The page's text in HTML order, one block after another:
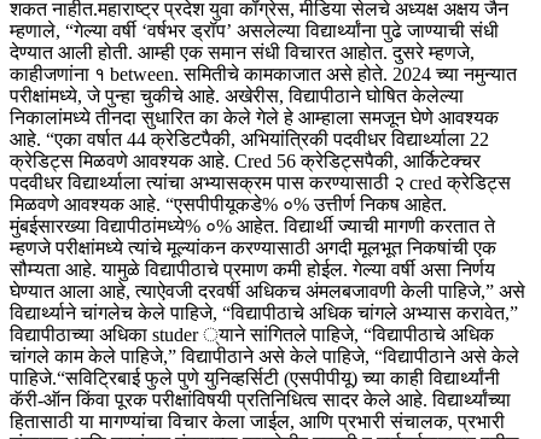
शकत नाहीत.महाराष्ट्र प्रदेश युवा कॉंग्रेस, मीडिया सेलचे अध्यक्ष अक्षय जैन
म्हणाले, “गेल्या वर्षी ‘वर्षभर ड्रॉप’ असलेल्या विद्यार्थ्यांना पुढे जाण्याची संधी
देण्यात आली होती. आम्ही एक समान संधी विचारत आहोत. दुसरे म्हणजे,
काहीजणांना १ between. समितीचे कामकाजात असे होते. 2024 च्या नमुन्यात
परीक्षांमध्ये, जे पुन्हा चुकीचे आहे. अखेरीस, विद्यापीठाने घोषित केलेल्या
निकालांमध्ये तीनदा सुधारित का केले गेले हे आम्हाला समजून घेणे आवश्यक
आहे. “एका वर्षात 44 क्रेडिटपैकी, अभियांत्रिकी पदवीधर विद्यार्थ्याला 22
क्रेडिट्स मिळवणे आवश्यक आहे. Cred 56 क्रेडिट्सपैकी, आर्किटेक्चर
पदवीधर विद्यार्थ्याला त्यांचा अभ्यासक्रम पास करण्यासाठी २ cred क्रेडिट्स
मिळवणे आवश्यक आहे. “एसपीपीयूकडे% ०% उत्तीर्ण निकष आहेत.
मुंबईसारख्या विद्यापीठांमध्ये% ०% आहेत. विद्यार्थी ज्याची मागणी करतात ते
म्हणजे परीक्षांमध्ये त्यांचे मूल्यांकन करण्यासाठी अगदी मूलभूत निकषांची एक
सौम्यता आहे. यामुळे विद्यापीठाचे प्रमाण कमी होईल. गेल्या वर्षी असा निर्णय
घेण्यात आला आहे, त्याऐवजी दरवर्षी अधिकच अंमलबजावणी केली पाहिजे,” असे
विद्यार्थ्याने चांगलेच केले पाहिजे, “विद्यापीठाचे अधिक चांगले अभ्यास करावेत,”
विद्यापीठाच्या अधिका studer ्याने सांगितले पाहिजे, “विद्यापीठाचे अधिक
चांगले काम केले पाहिजे,” विद्यापीठाने असे केले पाहिजे, “विद्यापीठाने असे केले
पाहिजे.“सविट्रिबाई फुले पुणे युनिव्हर्सिटी (एसपीपीयू) च्या काही विद्यार्थ्यांनी
कॅरी-ऑन किंवा पूरक परीक्षांविषयी प्रतिनिधित्व सादर केले आहे. विद्यार्थ्यांच्या
हितासाठी या मागण्यांचा विचार केला जाईल, आणि प्रभारी संचालक, प्रभारी